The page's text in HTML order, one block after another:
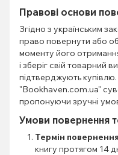
Правові основи
Згідно з українським
право повернути або
моменту його
і зберіг свій товарний
підтверджують
"Bookhaven.com.ua"
пропонуючи зручні
Умови повернення
Термін повернення
книгу протягом 14